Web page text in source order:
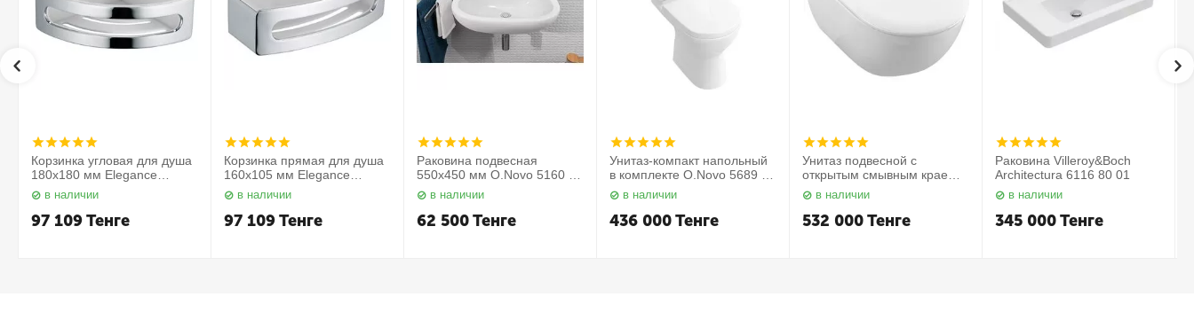
Корзинка угловая для душа
180х180 мм Elegance
11657010000 Keuco
в наличии
97 109Тенге
Корзинка прямая для душа
160х105 мм Elegance
11658010000 Keuco
в наличии
97 109Тенге
Раковина подвесная
550х450 мм O.Novo 5160 55
01 Villeroy&Boch
в наличии
62 500Тенге
Унитаз-компакт напольный
в комплекте O.Novo 5689 10
01 Villeroy&Boch
в наличии
436 000Тенге
Унитаз подвесной с
открытым смывным краем в
комплекте с сиденьем
Subway 2.0 5614 R2 01
Villeroy&Boch
в наличии
532 000Тенге
Раковина Villeroy&Boch
Architectura 6116 80 01
в наличии
345 000Тенге